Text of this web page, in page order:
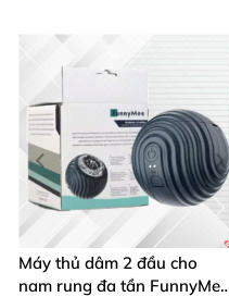
Máy thủ dâm 2 đầu cho
nam rung đa tần FunnyMee